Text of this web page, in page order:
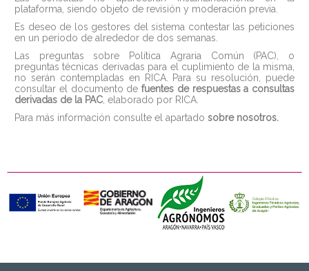
plataforma, siendo objeto de revisión y moderación previa.
Es deseo de los gestores del sistema contestar las peticiones
en un período de alrededor de dos semanas.
Las preguntas sobre Política Agraria Común (PAC), o
preguntas técnicas derivadas para el cuplimiento de la misma,
no serán contempladas en RICA. Para su resolución, puede
consultar el documento de fuentes de respuestas a consultas
derivadas de la PAC , elaborado por RICA.
Para más información consulte el apartado sobre nosotros.